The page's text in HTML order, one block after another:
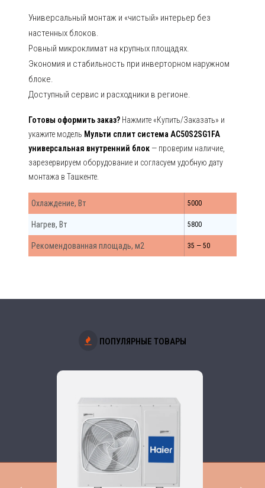
Универсальный монтаж и «чистый» интерьер без
настенных блоков.
Ровный микроклимат на крупных площадях.
Экономия и стабильность при инверторном наружном
блоке.
Доступный сервис и расходники в регионе.
Готовы оформить заказ? Нажмите «Купить/Заказать» и
укажите модель Мульти сплит система AC50S2SG1FA
универсальная внутренний блок — проверим наличие,
зарезервируем оборудование и согласуем удобную дату
монтажа в Ташкенте.
Охлаждение, Вт 5000
Нагрев, Вт 5800
Рекомендованная площадь, м2 35 — 50
ПОПУЛЯРНЫЕ ТОВАРЫ